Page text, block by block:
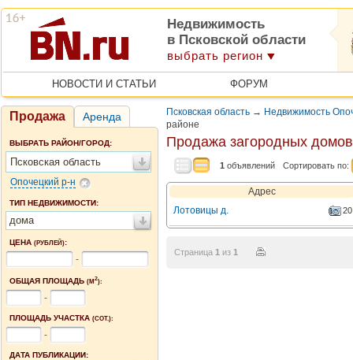
Недвижимость
в Псковской области
выбрать регион
НОВОСТИ И СТАТЬИ ФОРУМ
Продажа Аренда
ВЫБРАТЬ РАЙОН/ГОРОД:
Псковская область
Опочецкий р-н
ТИП НЕДВИЖИМОСТИ:
дома
ЦЕНА (РУБЛЕЙ):
-
ОБЩАЯ ПЛОЩАДЬ (М2):
-
ПЛОЩАДЬ УЧАСТКА (СОТ.):
-
ДАТА ПУБЛИКАЦИИ:
Псковская область → Недвижимость
районе
Продажа загородных
1 объявлений Сортировать по:
Адрес
Лотовицы д.
20
Страница 1 из 1